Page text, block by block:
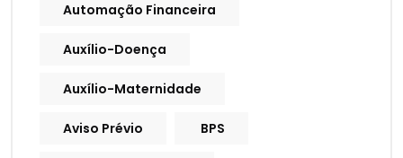
Automação Financeira
Auxílio-Doença
Auxílio-Maternidade
Aviso Prévio BPS